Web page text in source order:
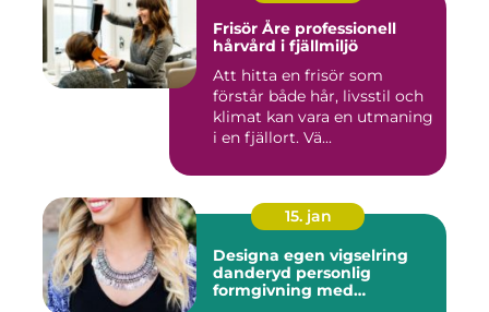
Frisör Åre professionell
hårvård i fjällmiljö
Att hitta en frisör som
förstår både hår, livsstil och
klimat kan vara en utmaning
i en fjällort. Vä...
15. jan
Designa egen vigselring
danderyd personlig
formgivning med